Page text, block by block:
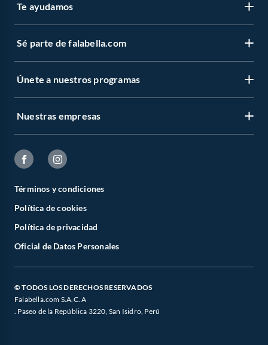
Te ayudamos
Sé parte de falabella.com
Únete a nuestros programas
Nuestras empresas
Términos y condiciones
Política de cookies
Política de privacidad
Oficial de Datos Personales
© TODOS LOS DERECHOS RESERVADOS
Falabella.com S.A.C. A
. Paseo de la República 3220, San Isidro, Perú